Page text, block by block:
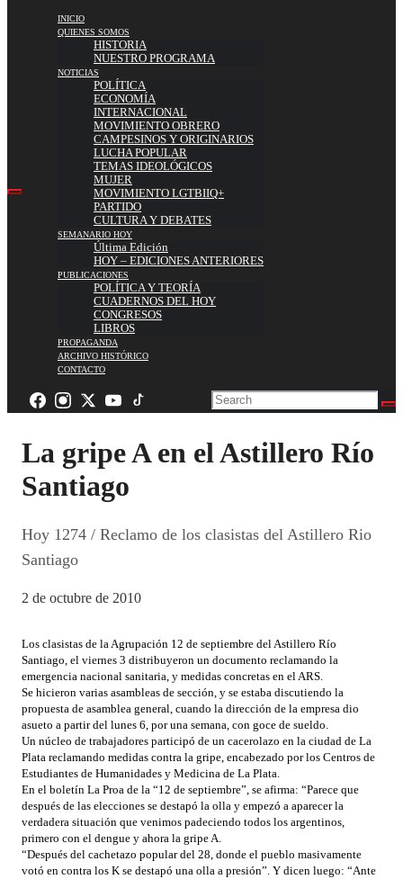
INICIO
QUIENES SOMOS
HISTORIA
NUESTRO PROGRAMA
NOTICIAS
POLÍTICA
ECONOMÍA
INTERNACIONAL
MOVIMIENTO OBRERO
CAMPESINOS Y ORIGINARIOS
LUCHA POPULAR
TEMAS IDEOLÓGICOS
MUJER
MOVIMIENTO LGTBIIQ+
PARTIDO
CULTURA Y DEBATES
SEMANARIO HOY
Última Edición
HOY – EDICIONES ANTERIORES
PUBLICACIONES
POLÍTICA Y TEORÍA
CUADERNOS DEL HOY
CONGRESOS
LIBROS
PROPAGANDA
ARCHIVO HISTÓRICO
CONTACTO
La gripe A en el Astillero Río
Santiago
Hoy 1274 / Reclamo de los clasistas del Astillero Rio
Santiago
2 de octubre de 2010
Los clasistas de la Agrupación 12 de septiembre del Astillero Río
Santiago, el viernes 3 distribuyeron un documento reclamando la
emergencia nacional sanitaria, y medidas concretas en el ARS.
Se hicieron varias asambleas de sección, y se estaba discutiendo la
propuesta de asamblea general, cuando la dirección de la empresa dio
asueto a partir del lunes 6, por una semana, con goce de sueldo.
Un núcleo de trabajadores participó de un cacerolazo en la ciudad de La
Plata reclamando medidas contra la gripe, encabezado por los Centros de
Estudiantes de Humanidades y Medicina de La Plata.
En el boletín La Proa de la “12 de septiembre”, se afirma: “Parece que
después de las elecciones se destapó la olla y empezó a aparecer la
verdadera situación que venimos padeciendo todos los argentinos,
primero con el dengue y ahora la gripe A.
“Después del cachetazo popular del 28, donde el pueblo masivamente
votó en contra los K se destapó una olla a presión”. Y dicen luego: “Ante